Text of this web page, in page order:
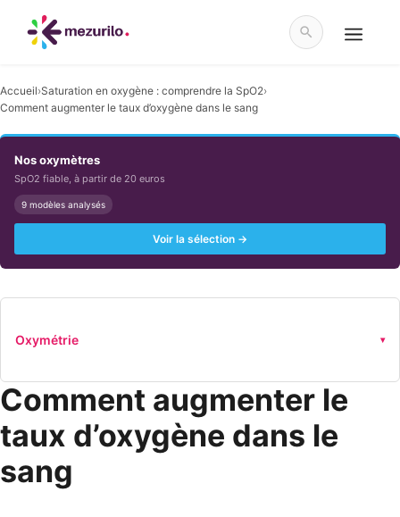
contenu
Accueil›Saturation en oxygène : comprendre la SpO2›
Comment augmenter le taux d’oxygène dans le sang
Nos oxymètres
SpO2 fiable, à partir de 20 euros
9 modèles analysés
Voir la sélection →
Oxymétrie ▾
Comment augmenter le
taux d’oxygène dans le
sang